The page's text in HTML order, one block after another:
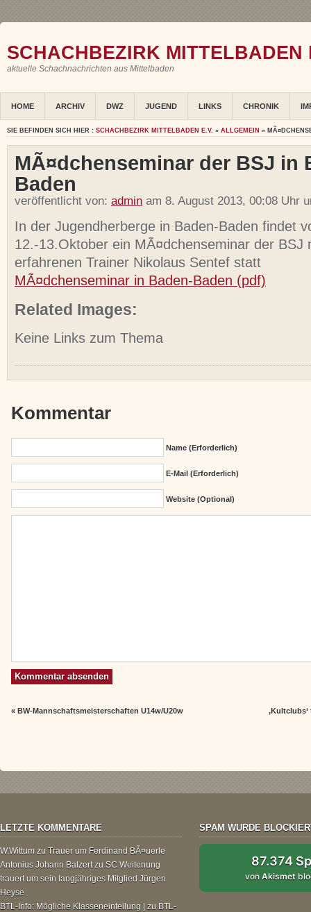
SCHACHBEZIRK MITTELBADEN
aktuelle Schachnachrichten aus Mittelbaden
HOME ARCHIV DWZ JUGEND LINKS CHRONIK
SIE BEFINDEN SICH HIER : SCHACHBEZIRK MITTELBADEN E.V. » ALLGEMEIN »
MÃ¤dchenseminar der BSJ in
Baden
veröffentlicht von: admin am 8. August 2013, 00:08 Uhr
In der Jugendherberge in Baden-Baden findet
12.-13.Oktober ein MÃ¤dchenseminar der BSJ
erfahrenen Trainer Nikolaus Sentef statt
MÃ¤dchenseminar in Baden-Baden (pdf)
Related Images:
Keine Links zum Thema
Kommentar
Name (erforderlich)
E-Mail (erforderlich)
Website (Optional)
«BW-Mannschaftsmeisterschaften U14w/U20w
LETZTE KOMMENTARE
W.Wittum zu Trauer um Ferdinand BÃ¤uerle
Antonius Johann Balzertzu SC Weitenung
trauert um sein langjähriges Mitglied Jürgen
Heyse
BTL-Info: Mögliche Klasseneinteilung | zu BTL-
SPAM WURDE
87.374
vonAkismet